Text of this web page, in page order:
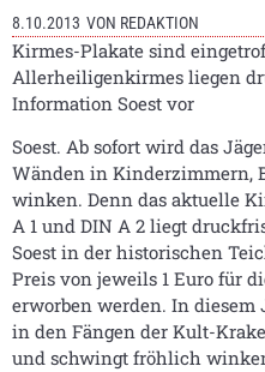
8.10.2013 VON REDAKTION
Kirmes-Plakate sind
Allerheiligenkirmes liegen
Information Soest vor
Soest. Ab sofort wird das
Wänden in Kinderzimmern,
winken. Denn das aktuelle
A 1 und DIN A 2 liegt
Soest in der historischen
Preis von jeweils 1 Euro für
erworben werden. In
in den Fängen der Kult-
und schwingt fröhlich